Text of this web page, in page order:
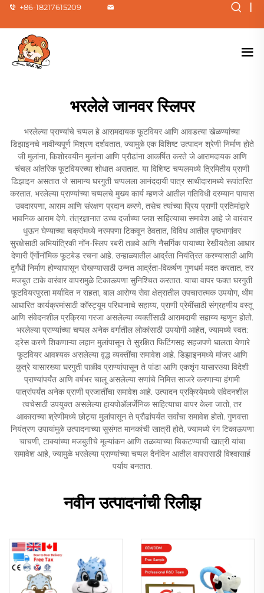
+86-18217615209 |
भरलेले जानवर स्लिपर
भरलेल्या प्राण्यांचे चप्पल हे आरामदायक फूटवियर आणि आवडत्या खेळण्यांच्या
डिझाइनचे नावीन्यपूर्ण मिश्रण दर्शवतात, ज्यामुळे एक विशिष्ट उत्पादन श्रेणी निर्माण होते
जी मुलांना, किशोरवयीन मुलांना आणि प्रौढांना आकर्षित करते जे आरामदायक आणि
चंचल आंतरिक फूटवियरच्या शोधात असतात. या विशिष्ट चप्पलमध्ये त्रिमितीय प्राणी
डिझाइन असतात जे सामान्य घरगुती चप्पलला आनंददायी पात्र साथीदारामध्ये रूपांतरित
करतात. भरलेल्या प्राण्यांच्या चप्पलचे मुख्य कार्य म्हणजे आतील गतिविधी दरम्यान पायास
उबदारपणा, आराम आणि संरक्षण प्रदान करणे, तसेच त्यांच्या प्रिय प्राणी प्रतिमांद्वारे
भावनिक आराम देणे. तंत्रज्ञानात उच्च दर्जाच्या प्लश साहित्याचा समावेश आहे जे वारंवार
धुऊन घेण्याच्या चक्रांमध्ये नरमपणा टिकवून ठेवतात, विविध आतील पृष्ठभागांवर
सुरक्षेसाठी अभियांत्रिकी नॉन-स्लिप रबरी तळवे आणि नैसर्गिक पायाच्या रेखीयतेला आधार
देणारी ऍर्गोनॉमिक फूटबेड रचना आहे. उन्हाळ्यातील आर्द्रता नियंत्रित करण्यासाठी आणि
दुर्गंधी निर्माण होण्यापासून रोखण्यासाठी उन्नत आर्द्रता-विकर्षण गुणधर्म मदत करतात, तर
मजबूत टाके वारंवार वापरामुळे टिकाऊपणा सुनिश्चित करतात. याचा वापर फक्त घरगुती
फूटवियरपुरता मर्यादित न राहता, बाल आरोग्य सेवा क्षेत्रातील उपचारात्मक उपयोग, थीम
आधारित कार्यक्रमांसाठी कॉस्ट्यूम परिधानाचे सहाय्य, प्राणी प्रेमींसाठी संग्रहणीय वस्तू
आणि संवेदनशील प्रक्रिया गरजा असलेल्या व्यक्तींसाठी आरामदायी सहाय्य म्हणून होतो.
भरलेल्या प्राण्यांच्या चप्पल अनेक वर्गातील लोकांसाठी उपयोगी आहेत, ज्यामध्ये स्वत:
ड्रेस करणे शिकणाऱ्या लहान मुलांपासून ते सुरक्षित फिटिंगसह सहजपणे घालता येणारे
फूटवियर आवश्यक असलेल्या वृद्ध व्यक्तींचा समावेश आहे. डिझाइनमध्ये मांजर आणि
कुत्रे यासारख्या घरगुती पाळीव प्राण्यांपासून ते पांडा आणि एकशृंग यासारख्या विदेशी
प्राण्यांपर्यंत आणि वर्षभर चालू असलेल्या सणांचे निमित्त साजरे करणाऱ्या हंगामी
पात्रांपर्यंत अनेक प्राणी प्रजातींचा समावेश आहे. उत्पादन प्रक्रियेमध्ये संवेदनशील
त्वचेसाठी उपयुक्त असलेल्या हायपोअ‍ॅलर्जेनिक साहित्याचा वापर केला जातो, तर
आकाराच्या श्रेणीमध्ये छोट्या मुलांपासून ते प्रौढांपर्यंत सर्वांचा समावेश होतो. गुणवत्ता
नियंत्रण उपायांमुळे उत्पादनाच्या सुसंगत मानकांची खात्री होते, ज्यामध्ये रंग टिकाऊपणा
चाचणी, टाक्यांच्या मजबुतीचे मूल्यांकन आणि तळव्याच्या चिकटण्याची खात्री यांचा
समावेश आहे, ज्यामुळे भरलेल्या प्राण्यांच्या चप्पल दैनंदिन आतील वापरासाठी विश्वासार्ह
पर्याय बनतात.
नवीन उत्पादनांची रिलीझ